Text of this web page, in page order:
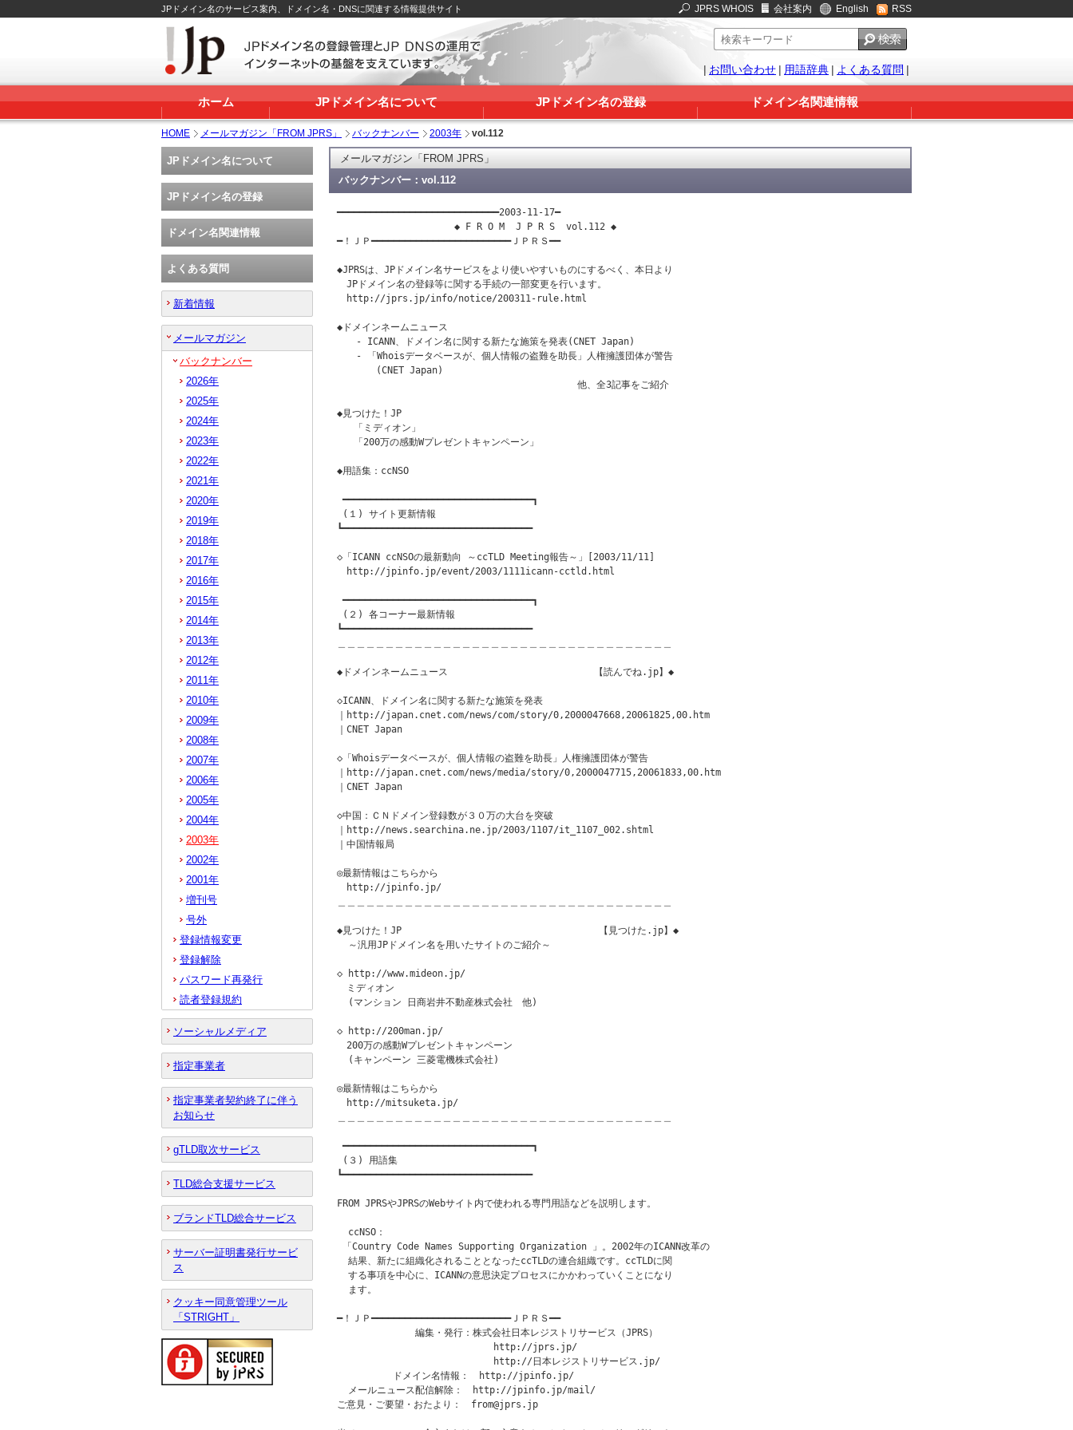
JPドメイン名のサービス案内、ドメイン名・DNSに関連する情報提供サイト JPRS WHOIS 会社案内 English RSS
| お問い合わせ | 用語辞典 | よくある質問 |
ホーム JPドメイン名について JPドメイン名の登録 ドメイン名関連情報
HOME メールマガジン「FROM JPRS」 バックナンバー 2003年 vol.112
メールマガジン「FROM JPRS」
バックナンバー：vol.112
━━━━━━━━━━━━━━━━━━━━━━━━━━━━━2003-11-17━
                     ◆ F R O M  J P R S  vol.112 ◆
━！ＪＰ━━━━━━━━━━━━━━━━━━━━━━━━━ＪＰＲＳ━━
◆JPRSは、JPドメイン名サービスをより使いやすいものにするべく、本日より
JPドメイン名の登録等に関する手続の一部変更を行います。
http://jprs.jp/info/notice/200311-rule.html
◆ドメインネームニュース
- ICANN、ドメイン名に関する新たな施策を発表(CNET Japan)
- 「Whoisデータベースが、個人情報の盗難を助長」人権擁護団体が警告
       (CNET Japan)
                                           他、全3記事をご紹介
◆見つけた！JP
   「ミディオン」
   「200万の感動Wプレゼントキャンペーン」
◆用語集：ccNSO
━━━━━━━━━━━━━━━━━━━━━━━━━━━━━━━━━━┓
(１) サイト更新情報
┗━━━━━━━━━━━━━━━━━━━━━━━━━━━━━━━━━━
◇「ICANN ccNSOの最新動向 ～ccTLD Meeting報告～」[2003/11/11]
http://jpinfo.jp/event/2003/1111icann-cctld.html
━━━━━━━━━━━━━━━━━━━━━━━━━━━━━━━━━━┓
(２) 各コーナー最新情報
┗━━━━━━━━━━━━━━━━━━━━━━━━━━━━━━━━━━
◆ドメインネームニュース　　　　　　　　　 　        【読んでね.jp】◆
◇ICANN、ドメイン名に関する新たな施策を発表
｜http://japan.cnet.com/news/com/story/0,2000047668,20061825,00.htm
｜CNET Japan
◇「Whoisデータベースが、個人情報の盗難を助長」人権擁護団体が警告
｜http://japan.cnet.com/news/media/story/0,2000047715,20061833,00.htm
｜CNET Japan
◇中国：ＣＮドメイン登録数が３０万の大台を突破
｜http://news.searchina.ne.jp/2003/1107/it_1107_002.shtml
｜中国情報局
◎最新情報はこちらから
http://jpinfo.jp/
◆見つけた！JP　　　　　　　　　　　　　             【見つけた.jp】◆
  ～汎用JPドメイン名を用いたサイトのご紹介～
◇ http://www.mideon.jp/
ミディオン
  (マンション 日商岩井不動産株式会社　他)
◇ http://200man.jp/
200万の感動Wプレゼントキャンペーン
  (キャンペーン 三菱電機株式会社)
◎最新情報はこちらから
http://mitsuketa.jp/
━━━━━━━━━━━━━━━━━━━━━━━━━━━━━━━━━━┓
(３) 用語集
┗━━━━━━━━━━━━━━━━━━━━━━━━━━━━━━━━━━
FROM JPRSやJPRSのWebサイト内で使われる専門用語などを説明します。
  ccNSO：
「Country Code Names Supporting Organization 」。2002年のICANN改革の
  結果、新たに組織化されることとなったccTLDの連合組織です。ccTLDに関
  する事項を中心に、ICANNの意思決定プロセスにかかわっていくことになり
  ます。
━！ＪＰ━━━━━━━━━━━━━━━━━━━━━━━━━ＪＰＲＳ━━
              編集・発行：株式会社日本レジストリサービス（JPRS）
                            http://jprs.jp/
                            http://日本レジストリサービス.jp/
          ドメイン名情報：　http://jpinfo.jp/
  メールニュース配信解除：　http://jpinfo.jp/mail/
ご意見・ご要望・おたより：　from@jprs.jp
JPドメイン名について
JPドメイン名の登録
ドメイン名関連情報
よくある質問
新着情報
メールマガジン
バックナンバー
2026年
2025年
2024年
2023年
2022年
2021年
2020年
2019年
2018年
2017年
2016年
2015年
2014年
2013年
2012年
2011年
2010年
2009年
2008年
2007年
2006年
2005年
2004年
2003年
2002年
2001年
増刊号
号外
登録情報変更
登録解除
パスワード再発行
読者登録規約
ソーシャルメディア
指定事業者
指定事業者契約終了に伴う
お知らせ
gTLD取次サービス
TLD総合支援サービス
ブランドTLD総合サービス
サーバー証明書発行サービ
ス
クッキー同意管理ツール
「STRIGHT」